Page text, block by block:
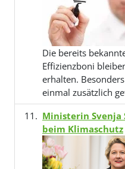
Die bereits
Effizienzboni
erhalten.
einmal zusätzlich
Ministerin Svenja
beim Klimaschutz